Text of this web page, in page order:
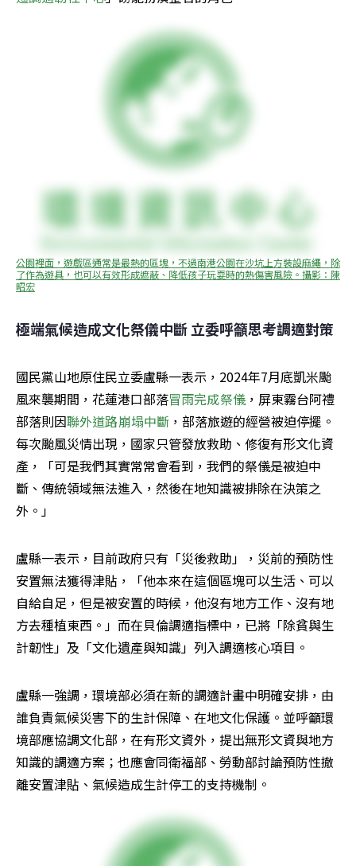
公園裡面，遊戲區通常是最熱的區塊，不過南港公園在沙坑上方裝設麻繩，除
了作為遊具，也可以有效形成遮蔽、降低孩子玩耍時的熱傷害風險。攝影：陳
昭宏
極端氣候造成文化祭儀中斷 立委呼籲思考調適對策
國民黨山地原住民立委盧縣一表示，2024年7月底凱米颱
風來襲期間，花蓮港口部落冒雨完成祭儀，屏東霧台阿禮
部落則因聯外道路崩塌中斷 ，部落旅遊的經營被迫停擺。
每次颱風災情出現，國家只管發放救助、修復有形文化資
產，「可是我們其實常常會看到，我們的祭儀是被迫中
斷、傳統領域無法進入，然後在地知識被排除在決策之
外。」
盧縣一表示，目前政府只有「災後救助」，災前的預防性
安置無法獲得津貼，「他本來在這個區塊可以生活、可以
自給自足，但是被安置的時候，他沒有地方工作、沒有地
方去種植東西。」而在貝倫調適指標中，已將「除貧與生
計韌性」及「文化遺產與知識」列入調適核心項目。
盧縣一強調，環境部必須在新的調適計畫中明確安排，由
誰負責氣候災害下的生計保障、在地文化保護。並呼籲環
境部應協調文化部，在有形文資外，提出無形文資與地方
知識的調適方案；也應會同衛福部、勞動部討論預防性撤
離安置津貼、氣候造成生計停工的支持機制。